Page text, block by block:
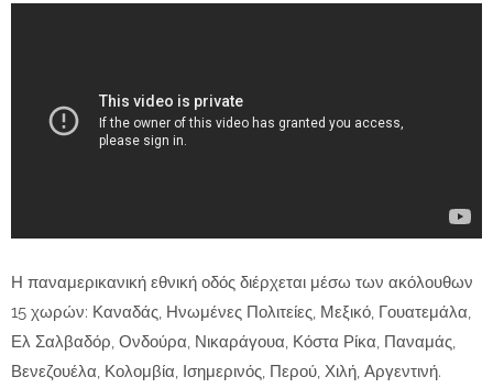
Η παναμερικανική εθνική οδός διέρχεται μέσω των ακόλουθων
15 χωρών: Καναδάς, Ηνωμένες Πολιτείες, Μεξικό, Γουατεμάλα,
Ελ Σαλβαδόρ, Ονδούρα, Νικαράγουα, Κόστα Ρίκα, Παναμάς,
Βενεζουέλα, Κολομβία, Ισημερινός, Περού, Χιλή, Αργεντινή.